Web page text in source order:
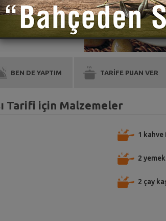
BEN DE YAPTIM TARİFE PUAN VER
Tarifi için Malzemeler
1 kahve
2 yemek
2 çay